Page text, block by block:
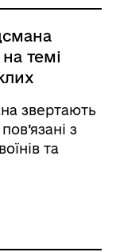
темі
звертають
з
та